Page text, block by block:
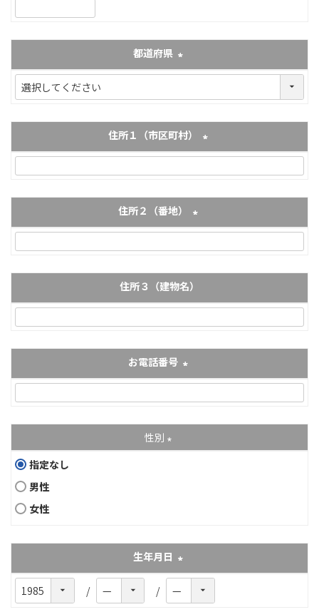
都道府県
(必須)
住所１（市区町村）
(必須)
住所２（番地）
(必須)
住所３（建物名）
お電話番号
(必須)
性別
指定なし
男性
女性
生年月日
(必須)